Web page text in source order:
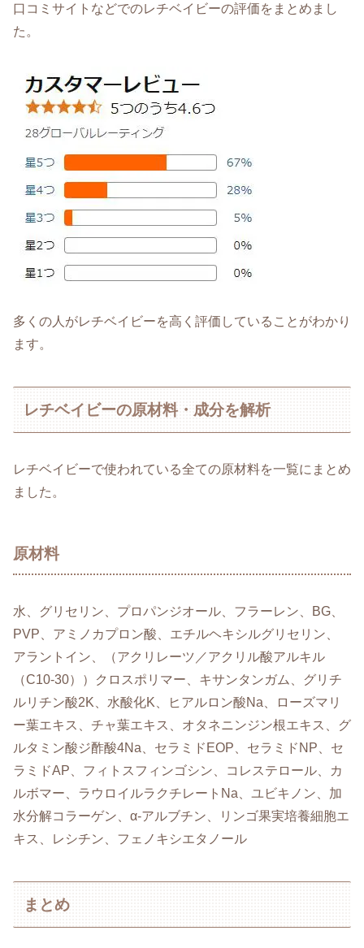
口コミサイトなどでのレチベイビーの評価をまとめまし
た。
多くの人がレチベイビーを高く評価していることがわかり
ます。
レチベイビーの原材料・成分を解析
レチベイビーで使われている全ての原材料を一覧にまとめ
ました。
原材料
水、グリセリン、プロパンジオール、フラーレン、BG、
PVP、アミノカプロン酸、エチルヘキシルグリセリン、
アラントイン、（アクリレーツ／アクリル酸アルキル
（C10-30））クロスポリマー、キサンタンガム、グリチ
ルリチン酸2K、水酸化K、ヒアルロン酸Na、ローズマリ
ー葉エキス、チャ葉エキス、オタネニンジン根エキス、グ
ルタミン酸ジ酢酸4Na、セラミドEOP、セラミドNP、セ
ラミドAP、フィトスフィンゴシン、コレステロール、カ
ルボマー、ラウロイルラクチレートNa、ユビキノン、加
水分解コラーゲン、α-アルブチン、リンゴ果実培養細胞エ
キス、レシチン、フェノキシエタノール
まとめ